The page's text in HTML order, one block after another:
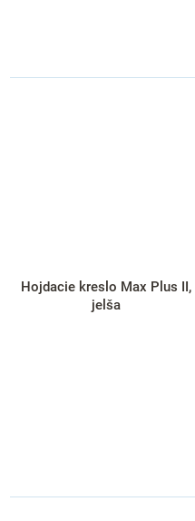
Hojdacie kreslo Max Plus II,
jelša